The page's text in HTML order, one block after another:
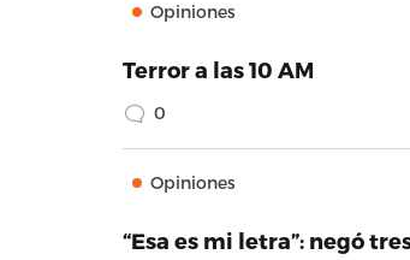
Opiniones
Terror a las 10 AM
0
Opiniones
“Esa es mi letra”: negó